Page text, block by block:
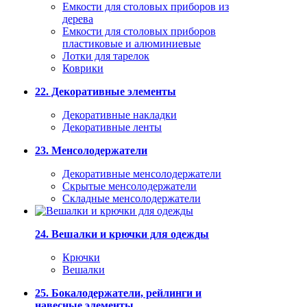
Емкости для столовых приборов из
дерева
Емкости для столовых приборов
пластиковые и алюминиевые
Лотки для тарелок
Коврики
22. Декоративные элементы
Декоративные накладки
Декоративные ленты
23. Менсолодержатели
Декоративные менсолодержатели
Скрытые менсолодержатели
Складные менсолодержатели
24. Вешалки и крючки для одежды
Крючки
Вешалки
25. Бокалодержатели, рейлинги и